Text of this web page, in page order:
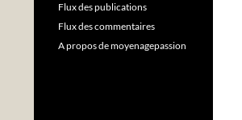
Flux des publications
Flux des commentaires
A propos de moyenagepassion